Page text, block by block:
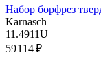
Набор борфрез
Karnasch
11.4911U
59 114 ₽